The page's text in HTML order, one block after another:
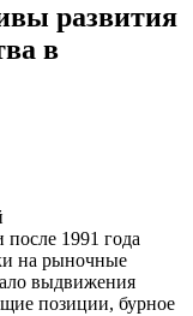
развития
в
после 1991 года
на рыночные
выдвижения
позиции, бурное